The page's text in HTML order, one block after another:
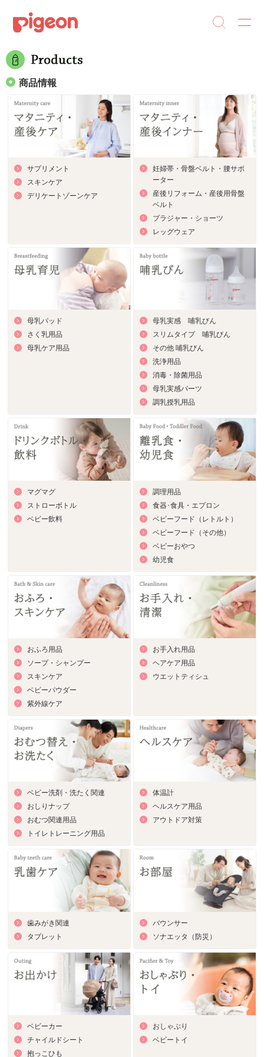
商品情報
サプリメント
スキンケア
デリケートゾーンケア
妊婦帯・骨盤ベルト・腰サポ
ーター
産後リフォーム・産後用骨盤
ベルト
ブラジャー・ショーツ
レッグウェア
母乳パッド
さく乳用品
母乳ケア用品
母乳実感 哺乳びん
スリムタイプ 哺乳びん
その他 哺乳びん
洗浄用品
消毒・除菌用品
母乳実感パーツ
調乳授乳用品
マグマグ
ストローボトル
ベビー飲料
調理用品
食器･食具・エプロン
ベビーフード（レトルト）
ベビーフード（その他）
ベビーおやつ
幼児食
おふろ用品
ソープ・シャンプー
スキンケア
ベビーパウダー
紫外線ケア
お手入れ用品
ヘアケア用品
ウエットティシュ
ベビー洗剤・洗たく関連
おしりナップ
おむつ関連用品
トイレトレーニング用品
体温計
ヘルスケア用品
アウトドア対策
歯みがき関連
タブレット
バウンサー
ソナエッタ（防災）
ベビーカー
チャイルドシート
抱っこひも
おしゃぶり
ベビートイ